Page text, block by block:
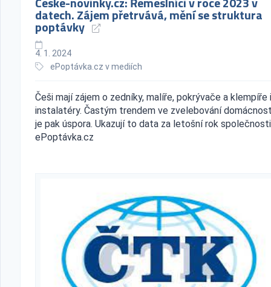
datech. Zájem přetrvává, mění se struktura
poptávky
4. 1. 2024
ePoptávka.cz v mediích
Češi mají zájem o zedníky, malíře, pokrývače a klempíře i
instalatéry. Častým trendem ve zvelebování
je pak úspora. Ukazují to data za letošní rok společnosti
ePoptávka.cz